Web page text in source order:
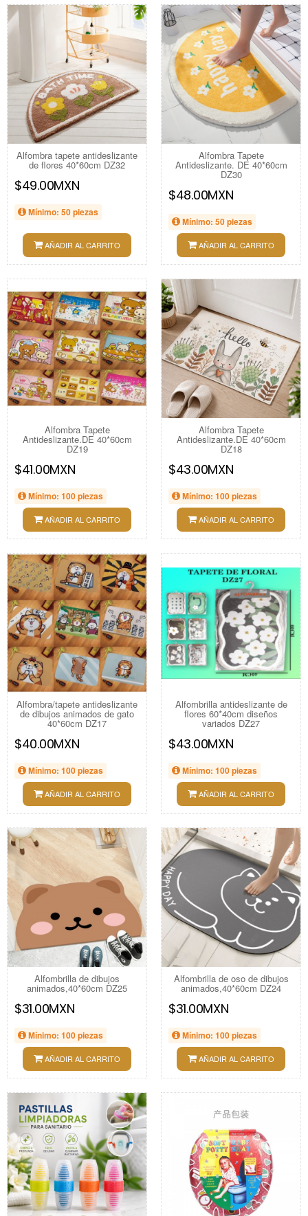
Alfombra tapete antideslizante
de flores 40*60cm DZ32
$49.00MXN
Mínimo: 50 piezas
AÑADIR AL CARRITO
Alfombra Tapete
Antideslizante. DE 40*60cm
DZ30
$48.00MXN
Mínimo: 50 piezas
AÑADIR AL CARRITO
Alfombra Tapete
Antideslizante.DE 40*60cm
DZ19
$41.00MXN
Mínimo: 100 piezas
AÑADIR AL CARRITO
Alfombra Tapete
Antideslizante.DE 40*60cm
DZ18
$43.00MXN
Mínimo: 100 piezas
AÑADIR AL CARRITO
Alfombra/tapete antideslizante
de dibujos animados de gato
40*60cm DZ17
$40.00MXN
Mínimo: 100 piezas
AÑADIR AL CARRITO
Alfombrilla antideslizante de
flores 60*40cm diseños
variados DZ27
$43.00MXN
Mínimo: 100 piezas
AÑADIR AL CARRITO
Alfombrilla de dibujos
animados,40*60cm DZ25
$31.00MXN
Mínimo: 100 piezas
AÑADIR AL CARRITO
Alfombrilla de oso de dibujos
animados,40*60cm DZ24
$31.00MXN
Mínimo: 100 piezas
AÑADIR AL CARRITO